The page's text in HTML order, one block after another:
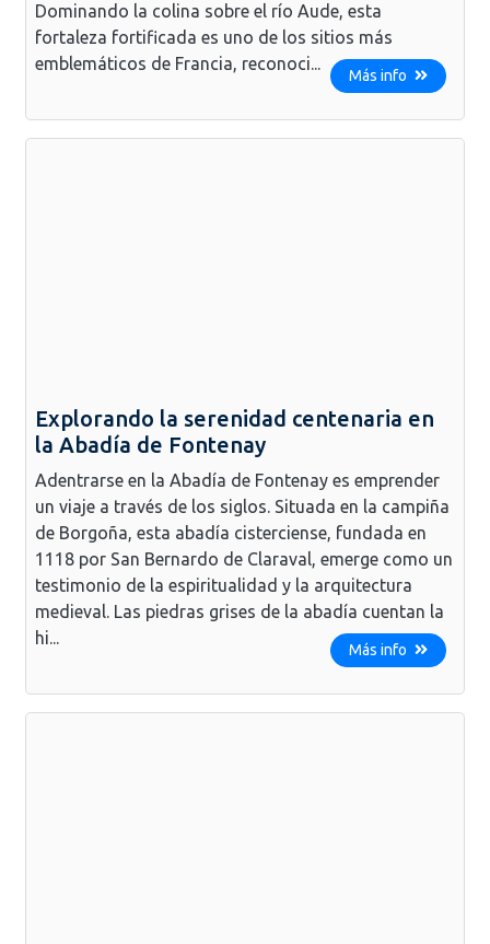
Dominando la colina sobre el río Aude, esta
fortaleza fortificada es uno de los sitios más
emblemáticos de Francia, reconoci...
Más info
Explorando la serenidad centenaria en
la Abadía de Fontenay
Adentrarse en la Abadía de Fontenay es emprender
un viaje a través de los siglos. Situada en la campiña
de Borgoña, esta abadía cisterciense, fundada en
1118 por San Bernardo de Claraval, emerge como un
testimonio de la espiritualidad y la arquitectura
medieval. Las piedras grises de la abadía cuentan la
hi...
Más info